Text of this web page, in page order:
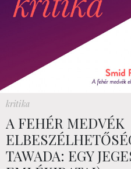
kritika
A FEHÉR MEDVÉK
TAWADA: EGY